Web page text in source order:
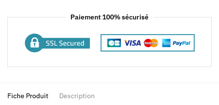
Paiement 100% sécurisé
Fiche Produit Description